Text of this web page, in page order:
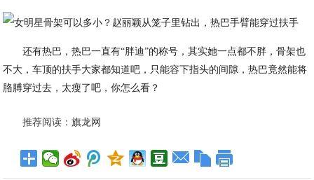
还有热巴，热巴一直有“胖迪”的称号，其实她一点都不胖，骨架也
不大，车顶的扶手大家都知道吧，只能容下指头的间隙，热巴竟然能将
胳膊穿过去，太瘦了吧，你怎么看？
推荐阅读：旗龙网